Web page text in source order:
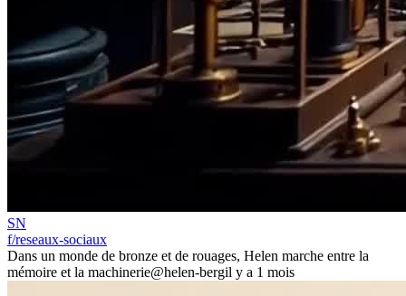
SN
f/reseaux-sociaux
Dans un monde de bronze et de rouages, Helen marche entre la
mémoire et la machinerie@helen-bergil y a 1 mois